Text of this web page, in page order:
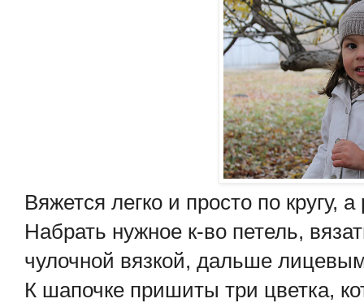
Вяжется легко и просто по кругу,
Набрать нужное к-во петель,
чулочной вязкой, дальше
К шапочке пришиты три цветка,